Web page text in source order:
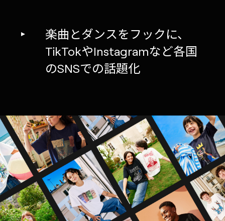
楽曲とダンスをフックに、
TikTokやInstagramなど各国
のSNSでの話題化